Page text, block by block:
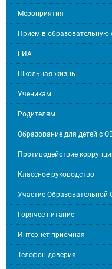
Мероприятия
Прием в образовательную
ГИА
Школьная жизнь
Ученикам
Родителям
Образование для детей с
Противодействие
Классное руководство
Участие Образовательной
Горячее питание
Интернет-приёмная
Телефон доверия